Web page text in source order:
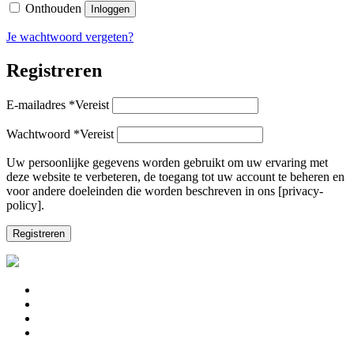
Onthouden Inloggen
Je wachtwoord vergeten?
Registreren
E-mailadres *Vereist
Wachtwoord *Vereist
Uw persoonlijke gegevens worden gebruikt om uw ervaring met
deze website te verbeteren, de toegang tot uw account te beheren en
voor andere doeleinden die worden beschreven in ons [privacy-
policy].
Registreren